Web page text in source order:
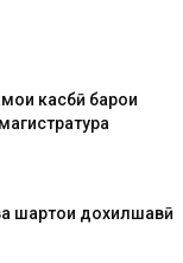
касбӣ барои
шартҳои дохилшавӣ